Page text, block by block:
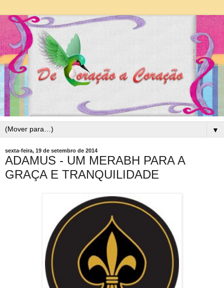
▼
sexta-feira, 19 de setembro de 2014
ADAMUS - UM MERABH PARA A
GRAÇA E TRANQUILIDADE